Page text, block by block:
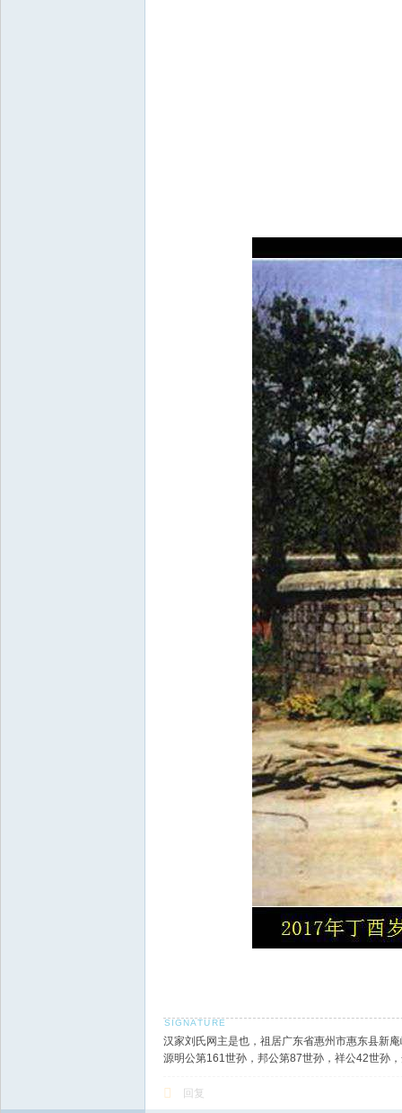
汉家刘氏网主是也，祖居广东省惠州市惠东县新
源明公第161世孙，邦公第87世孙，祥公42世孙
回复